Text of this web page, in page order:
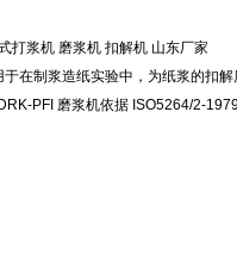
于在制浆造纸实验中，为纸浆的扣
PFI 磨浆机依据 ISO5264/2-